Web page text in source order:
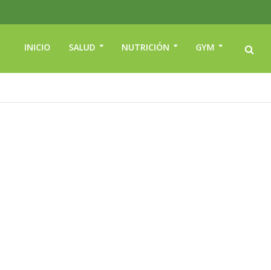
INICIO SALUD NUTRICIÓN GYM